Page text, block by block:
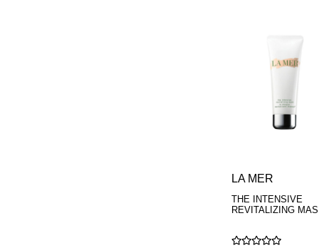
LA MER
THE INTENSIVE
REVITALIZING